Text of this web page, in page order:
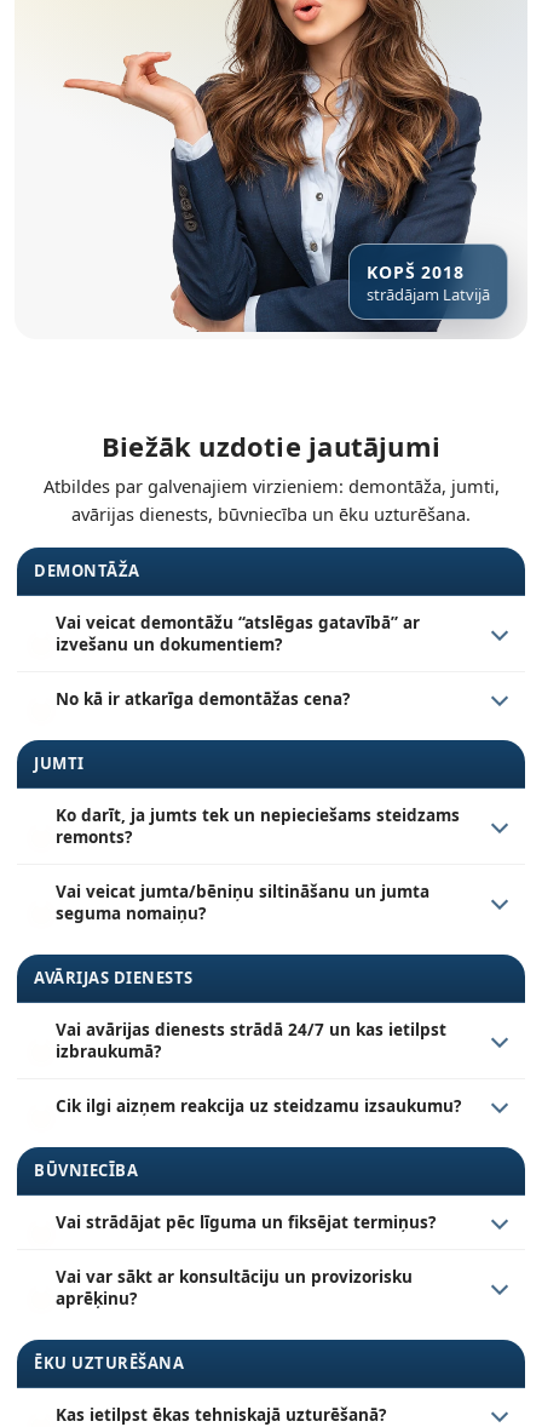
KOPŠ 2018
strādājam Latvijā
Biežāk uzdotie jautājumi
Atbildes par galvenajiem virzieniem: demontāža, jumti,
avārijas dienests, būvniecība un ēku uzturēšana.
DEMONTĀŽA
Vai veicat demontāžu “atslēgas gatavībā” ar
izvešanu un dokumentiem?
No kā ir atkarīga demontāžas cena?
JUMTI
Ko darīt, ja jumts tek un nepieciešams steidzams
remonts?
Vai veicat jumta/bēniņu siltināšanu un jumta
seguma nomaiņu?
AVĀRIJAS DIENESTS
Vai avārijas dienests strādā 24/7 un kas ietilpst
izbraukumā?
Cik ilgi aizņem reakcija uz steidzamu izsaukumu?
BŪVNIECĪBA
Vai strādājat pēc līguma un fiksējat termiņus?
Vai var sākt ar konsultāciju un provizorisku
aprēķinu?
ĒKU UZTURĒŠANA
Kas ietilpst ēkas tehniskajā uzturēšanā?